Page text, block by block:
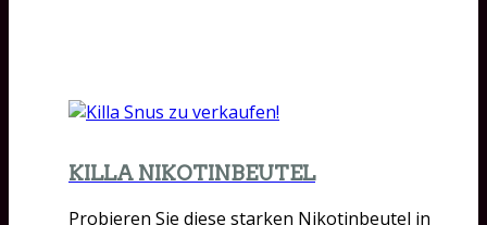
KILLA NIKOTINBEUTEL
Probieren Sie diese starken Nikotinbeutel in